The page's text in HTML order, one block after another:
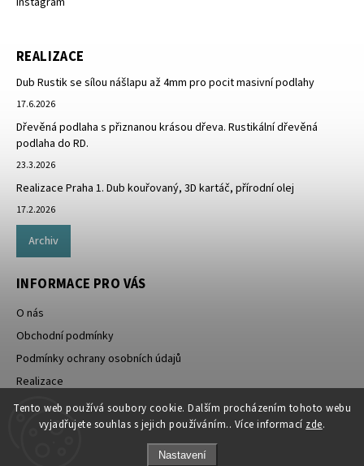
Tento web používá soubory cookie. Dalším procházením tohoto webu
vyjadřujete souhlas s jejich používáním.. Více informací zde.
Nastavení
REALIZACE
Dub Rustik se sílou nášlapu až 4mm pro pocit masivní podlahy
17.6.2026
Dřevěná podlaha s přiznanou krásou dřeva. Rustikální dřevěná
podlaha do RD.
23.3.2026
Realizace Praha 1. Dub kouřovaný, 3D kartáč, přírodní olej
17.2.2026
Archiv
INFORMACE PRO VÁS
O nás
Obchodní podmínky
Podmínky ochrany osobních údajů
Realizace
Doprava zdarma